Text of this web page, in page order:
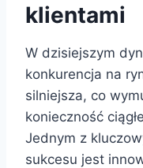
klientami
W dzisiejszym
konkurencja na
silniejsza, co
konieczność
Jednym z
sukcesu jest